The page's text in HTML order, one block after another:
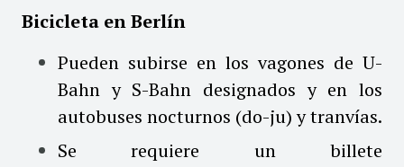
Bicicleta en Berlín
Pueden subirse en los vagones de U-
Bahn y S-Bahn designados y en los
autobuses nocturnos (do-ju) y tranvías.
Se requiere un billete